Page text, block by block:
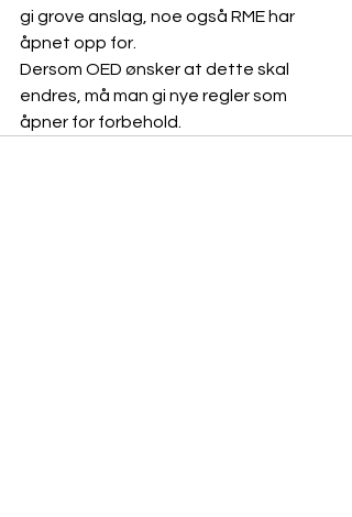
gi grove anslag, noe også RME har
åpnet opp for.
Dersom OED ønsker at dette skal
endres, må man gi nye regler som
åpner for forbehold.